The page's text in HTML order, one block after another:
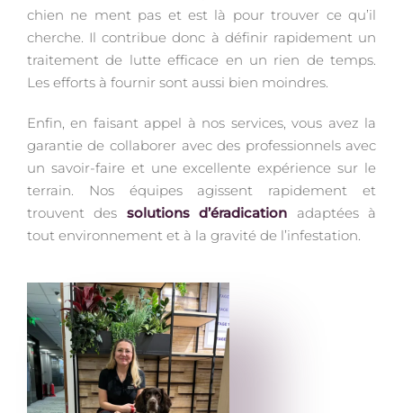
chien ne ment pas et est là pour trouver ce qu’il
cherche. Il contribue donc à définir rapidement un
traitement de lutte efficace en un rien de temps.
Les efforts à fournir sont aussi bien moindres.
Enfin, en faisant appel à nos services, vous avez la
garantie de collaborer avec des professionnels avec
un savoir-faire et une excellente expérience sur le
terrain. Nos équipes agissent rapidement et
trouvent des solutions d’éradication
adaptées à
tout environnement et à la gravité de l’infestation.